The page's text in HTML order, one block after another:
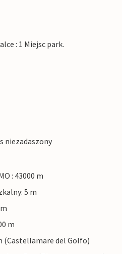
: 1 Miejsc park.
niezadaszony
: 43000 m
5 m
m
(Castellamare del Golfo)